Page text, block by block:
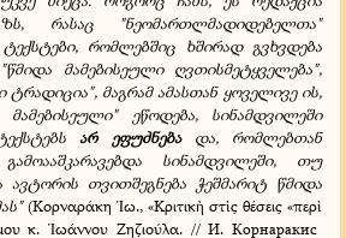
რასაც "ნეომართლმადიდებელთა"
რომლებშიც ხშირად გვხვდება
"წმიდა მამებისეული ღვთისმეტყველება",
მაგრამ ამასთან ყოველივე ის,
ეწოდება, სინამდვილეში
არ ეფუძნება და, რომლებთან
სინამდვილეში, თუ
ავტორის თვითშეგნება ჭეშმარიტ წმიდა
(Κορναράκη Ἰω., «Κριτικὴ στὶς θέσεις «περὶ
κ. Ἰωάννου Ζηζιούλα. // И. Корнаракис